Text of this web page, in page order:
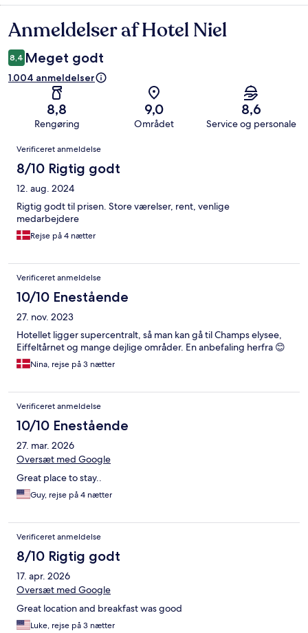
Anmeldelser
Anmeldelser af Hotel Niel
8,4 Meget godt
1.004 anmeldelser
8,8
Rengøring
9,0
Området
8,6
Service og personale
Anmeldelser
Verificeret anmeldelse
8/10 Rigtig godt
12. aug. 2024
Rigtig godt til prisen. Store værelser, rent, venlige
medarbejdere
Rejse på 4 nætter
Verificeret anmeldelse
10/10 Enestående
27. nov. 2023
Hotellet ligger supercentralt, så man kan gå til Champs elysee,
Eiffeltårnet og mange dejlige områder. En anbefaling herfra 😊
Nina, rejse på 3 nætter
Verificeret anmeldelse
10/10 Enestående
27. mar. 2026
Oversæt med Google
Great place to stay..
Guy, rejse på 4 nætter
Verificeret anmeldelse
8/10 Rigtig godt
17. apr. 2026
Oversæt med Google
Great location and breakfast was good
Luke, rejse på 3 nætter